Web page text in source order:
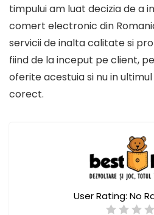
timpului am luat decizia de a
comert electronic din
servicii de inalta calitate si
fiind de la inceput pe client,
oferite acestuia si nu in
corect.
User Rating: No